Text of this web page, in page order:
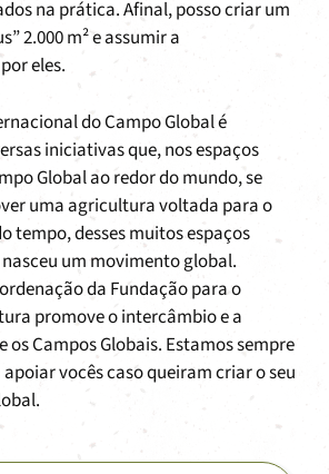
na prática. Afinal, posso criar um
2.000 m² e assumir a
eles.
do Campo Global é
iniciativas que, nos espaços
Global ao redor do mundo, se
uma agricultura voltada para o
tempo, desses muitos espaços
um movimento global.
da Fundação para o
promove o intercâmbio e a
Campos Globais. Estamos sempre
vocês caso queiram criar o seu